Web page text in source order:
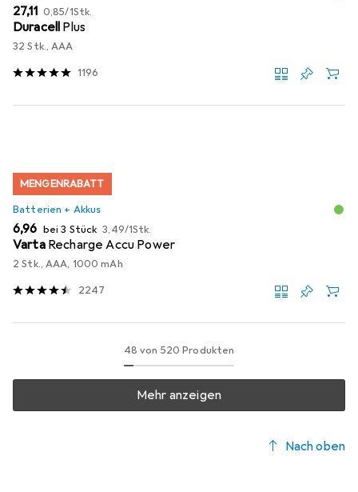
EUR
27,11 EUR
0,85/1Stk.
Duracell Plus
32 Stk., AAA
1196
MENGENRABATT
Batterien + Akkus
EUR
6,96 bei 3 Stück EUR
3,49/1Stk.
Varta Recharge Accu Power
2 Stk., AAA, 1000 mAh
2247
48 von 520 Produkten
Mehr anzeigen
Nach oben